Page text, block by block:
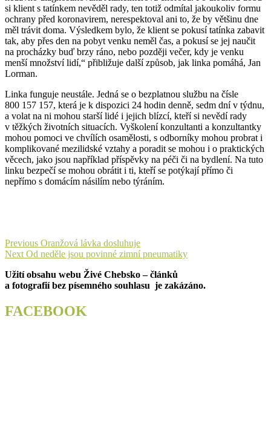
si klient s tatínkem nevěděl rady, ten totiž odmítal jakoukoliv formu
ochrany před koronavirem, nerespektoval ani to, že by většinu dne
měl trávit doma. Výsledkem bylo, že klient se pokusí tatínka zabavit
tak, aby přes den na pobyt venku neměl čas, a pokusí se jej naučit
na procházky buď brzy ráno, nebo později večer, kdy je venku
menší množství lidí,“ přibližuje další způsob, jak linka pomáhá, Jan
Lorman.
Linka funguje neustále. Jedná se o bezplatnou službu na čísle
800 157 157, která je k dispozici 24 hodin denně, sedm dní v týdnu,
a volat na ni mohou starší lidé i jejich blízcí, kteří si nevědí rady
v těžkých životních situacích. Vyškolení konzultanti a konzultantky
mohou pomoci ve chvílích osamělosti, s odborníky mohou probrat i
komplikované mezilidské vztahy a poradit se mohou i o praktických
věcech, jako jsou například příspěvky na péči či na bydlení. Na tuto
linku bezpečí se mohou obrátit i ti, kteří se potýkají přímo či
nepřímo s domácím násilím nebo týráním.
Navigace
pro
příspěvek
Previous Previous
post:
Oranžová lávka dosluhuje
Next Next
Od neděle jsou povinné zimní pneumatiky
Užití obsahu webu Živé Chebsko – článků
a fotografií bez písemného souhlasu je zakázáno.
FACEBOOK